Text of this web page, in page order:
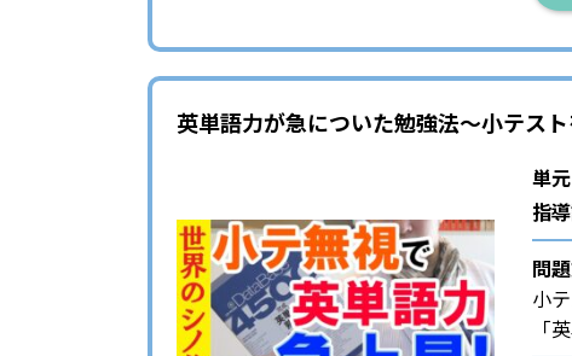
英単語力が急についた勉強法～小テス
単元
指
問
小
「